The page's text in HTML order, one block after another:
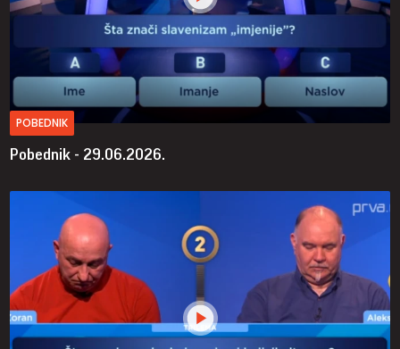
POBEDNIK
Pobednik - 29.06.2026.